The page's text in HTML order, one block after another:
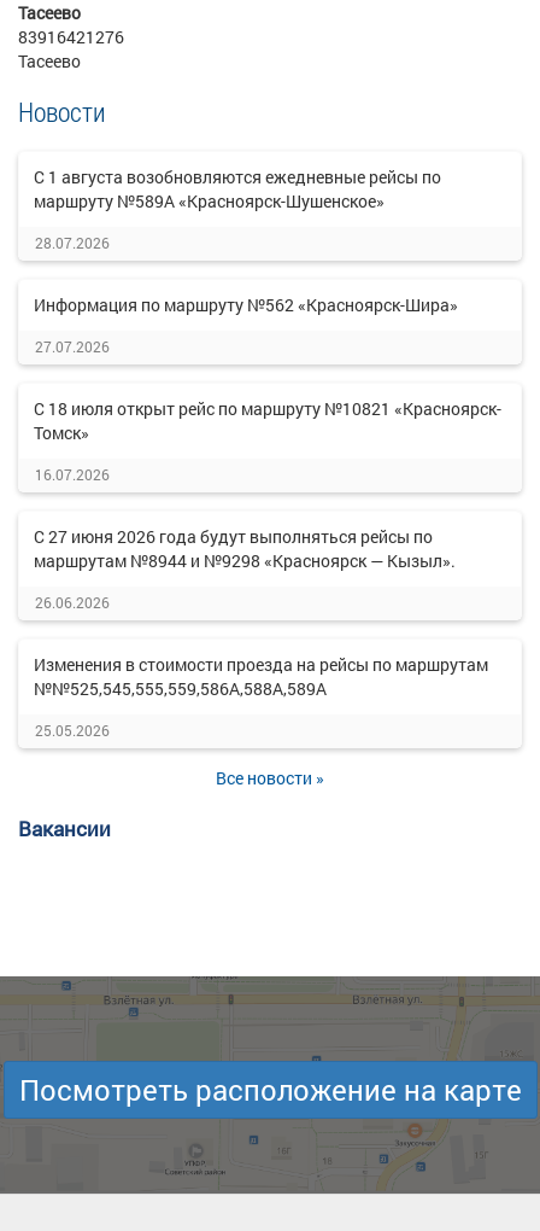
Тасеево
83916421276
Тасеево
Новости
С 1 августа возобновляются ежедневные рейсы по
маршруту №589А «Красноярск-Шушенское»
28.07.2026
Информация по маршруту №562 «Красноярск-Шира»
27.07.2026
С 18 июля открыт рейс по маршруту №10821 «Красноярск-
Томск»
16.07.2026
С 27 июня 2026 года будут выполняться рейсы по
маршрутам №8944 и №9298 «Красноярск — Кызыл».
26.06.2026
Изменения в стоимости проезда на рейсы по маршрутам
№№525,545,555,559,586А,588А,589А
25.05.2026
Все новости »
Вакансии
Посмотреть расположение на карте